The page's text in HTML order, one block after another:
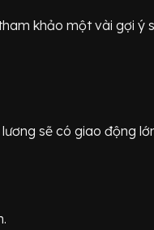
khảo một vài gợi ý
sẽ có giao động